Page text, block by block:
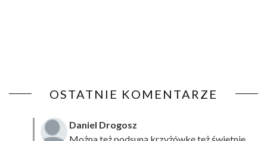
OSTATNIE KOMENTARZE
Daniel Drogosz